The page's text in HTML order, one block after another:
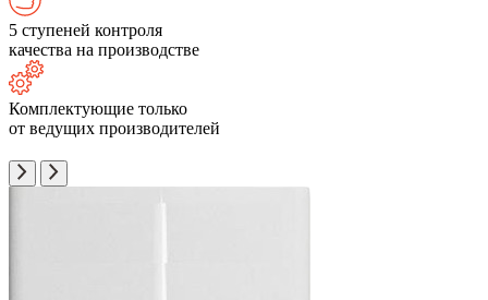
5 ступеней контроля
качества на производстве
Комплектующие только
от ведущих производителей